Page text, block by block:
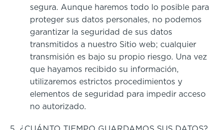
segura. Aunque haremos todo lo posible para
proteger sus datos personales, no podemos
garantizar la seguridad de sus datos
transmitidos a nuestro Sitio web; cualquier
transmisión es bajo su propio riesgo. Una vez
que hayamos recibido su información,
utilizaremos estrictos procedimientos y
elementos de seguridad para impedir acceso
no autorizado.